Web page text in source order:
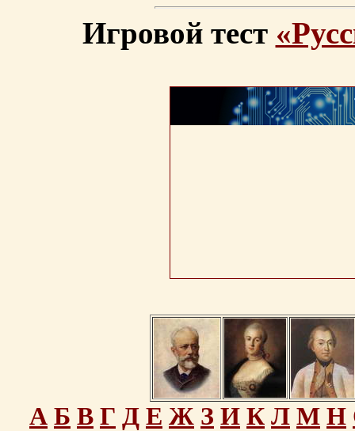
Игровой тест
А Б В Г Д Е Ж З И К Л М Н